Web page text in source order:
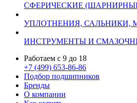
СФЕРИЧЕСКИЕ
УПЛОТНЕНИЯ, САЛЬНИКИ,
ИНСТРУМЕНТЫ И
Работаем с 9 до 18
+7 (499) 653-86-86
Подбор подшипников
Бренды
О компании